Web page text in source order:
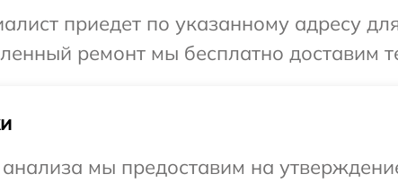
приедет по указанному адресу
ремонт мы бесплатно доставим
мы предоставим на